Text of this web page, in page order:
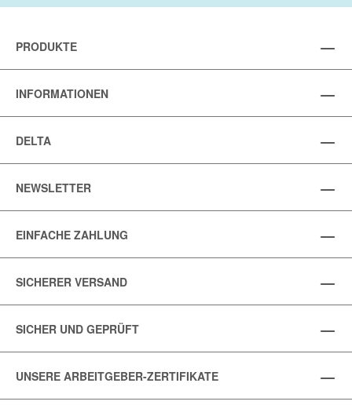
PRODUKTE
INFORMATIONEN
DELTA
NEWSLETTER
EINFACHE ZAHLUNG
SICHERER VERSAND
SICHER UND GEPRÜFT
UNSERE ARBEITGEBER-ZERTIFIKATE